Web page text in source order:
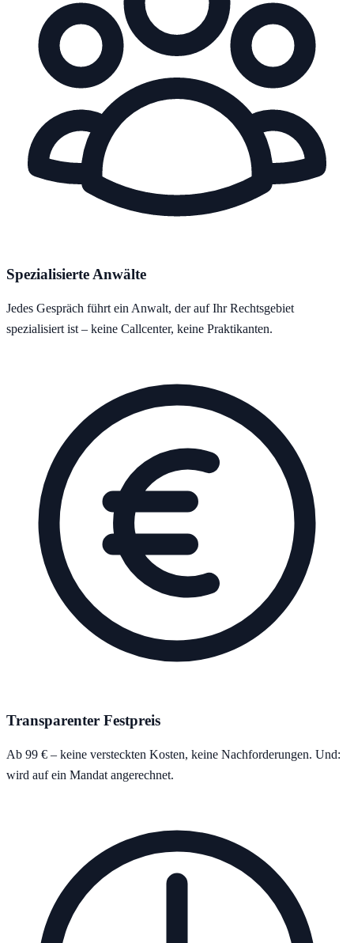
Spezialisierte Anwälte
Jedes Gespräch führt ein Anwalt, der auf Ihr Rechtsgebiet
spezialisiert ist – keine Callcenter, keine Praktikanten.
Transparenter Festpreis
Ab 99 € – keine versteckten Kosten, keine Nachforderungen. Und:
wird auf ein Mandat angerechnet.